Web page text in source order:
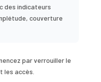
des indicateurs
couverture
par verrouiller le
accès.